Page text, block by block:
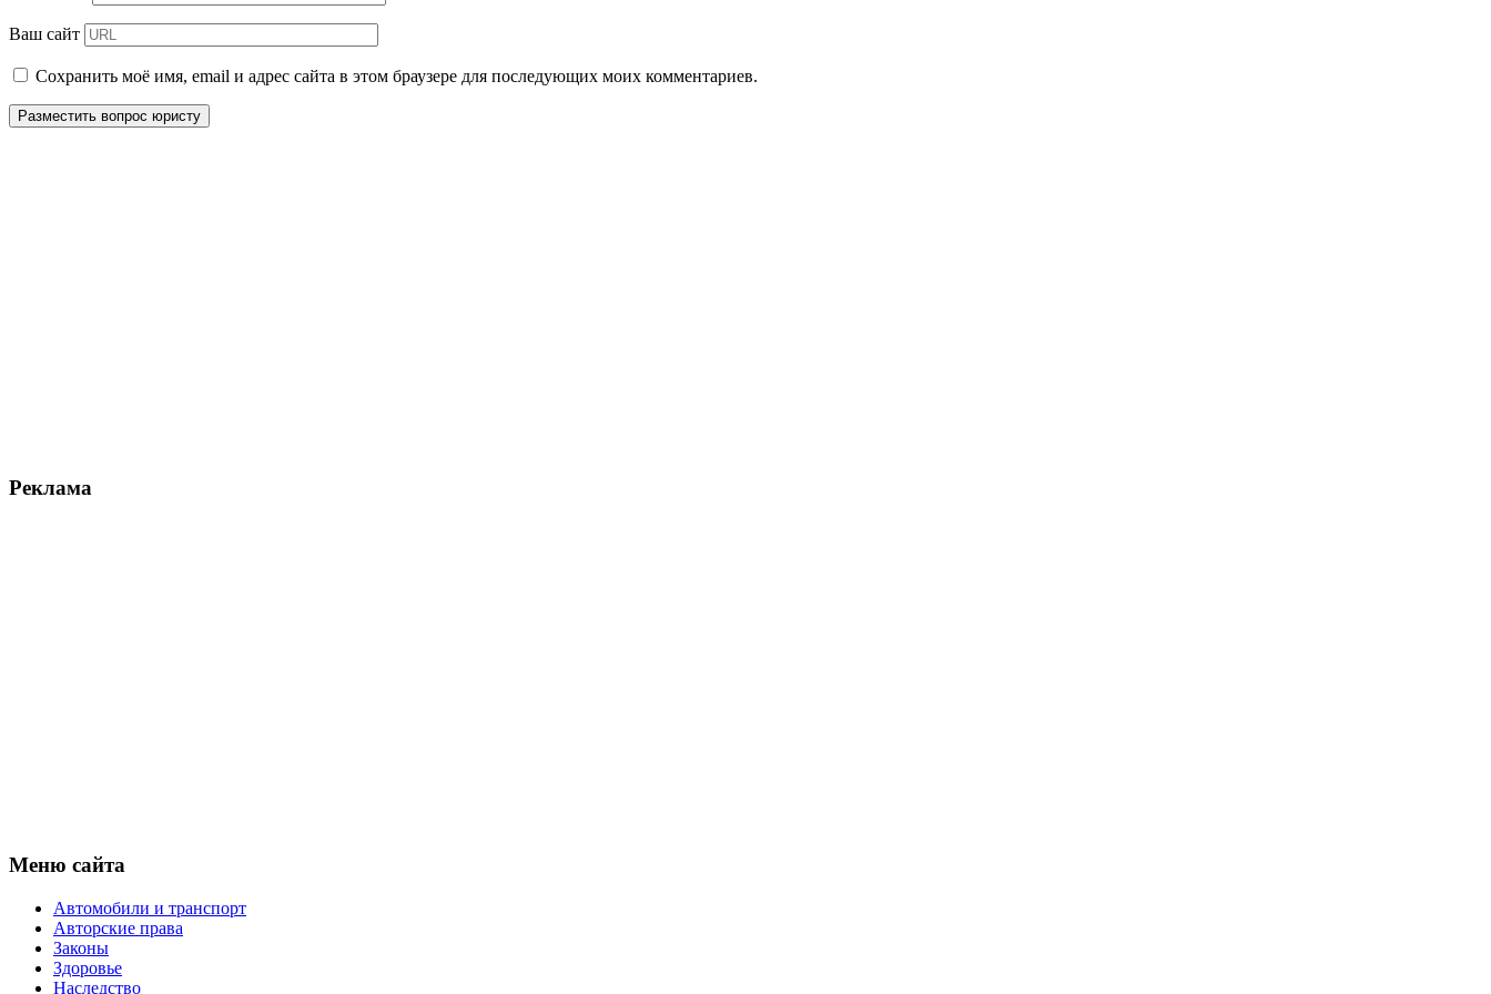
Ваш сайт
Сохранить моё имя, email и адрес сайта в этом браузере для последующих моих комментариев.
Реклама
Меню сайта
Автомобили и транспорт
Авторские права
Законы
Здоровье
Наследство